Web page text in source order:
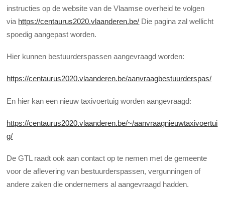
instructies op de website van de Vlaamse overheid te volgen
via https://centaurus2020.vlaanderen.be/ Die pagina zal wellicht
spoedig aangepast worden.
Hier kunnen bestuurderspassen aangevraagd worden:
https://centaurus2020.vlaanderen.be/aanvraagbestuurderspas/
En hier kan een nieuw taxivoertuig worden aangevraagd:
https://centaurus2020.vlaanderen.be/~/aanvraagnieuwtaxivoertui
g/
De GTL raadt ook aan contact op te nemen met de gemeente
voor de aflevering van bestuurderspassen, vergunningen of
andere zaken die ondernemers al aangevraagd hadden.